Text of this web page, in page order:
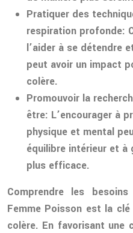
Pratiquer des
respiration profonde:
l’aider à se détendre
peut avoir un impact
colère.
Promouvoir la
être: L’encourager à
physique et mental
équilibre intérieur et à
plus efficace.
Comprendre les
Femme Poisson est la
colère. En favorisant une